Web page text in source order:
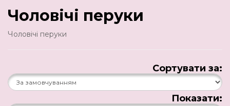
Чоловічі перуки
Чоловічі перуки
Сортувати за:
Показати: